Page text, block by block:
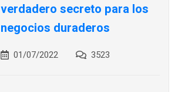
verdadero secreto para los
negocios duraderos
01/07/2022 3523